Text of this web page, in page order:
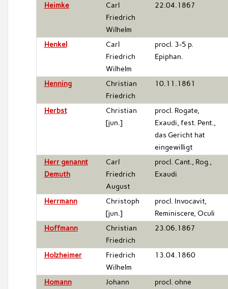
Heimke
Carl
Friedrich
Wilhelm
22.04.1867
Henkel
Carl
Friedrich
Wilhelm
procl. 3-5 p.
Epiphan.
Henning
Christian
Friedrich
10.11.1861
Herbst
Christian
[jun.]
procl. Rogate,
Exaudi, fest. Pent.,
das Gericht hat
eingewilligt
Herr genannt
Demuth
Carl
Friedrich
August
procl. Cant., Rog.,
Exaudi
Herrmann
Christoph
[jun.]
procl. Invocavit,
Reminiscere, Oculi
Hoffmann
Christian
Friedrich
23.06.1867
Holzheimer
Friedrich
Wilhelm
13.04.1860
Homann
Johann
procl. ohne